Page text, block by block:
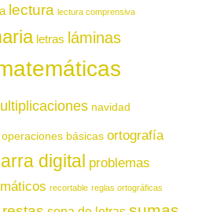
lectura lectura comprensiva
letras láminas
navidad
operaciones básicas ortografía
digital problemas
recortable reglas ortográficas